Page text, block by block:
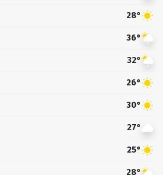
28°
36°
32°
26°
30°
27°
25°
28°